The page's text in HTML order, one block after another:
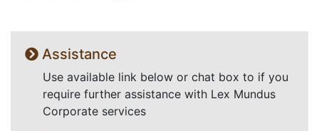
Assistance
Use available link below or chat box to if you
require further assistance with Lex Mundus
Corporate services